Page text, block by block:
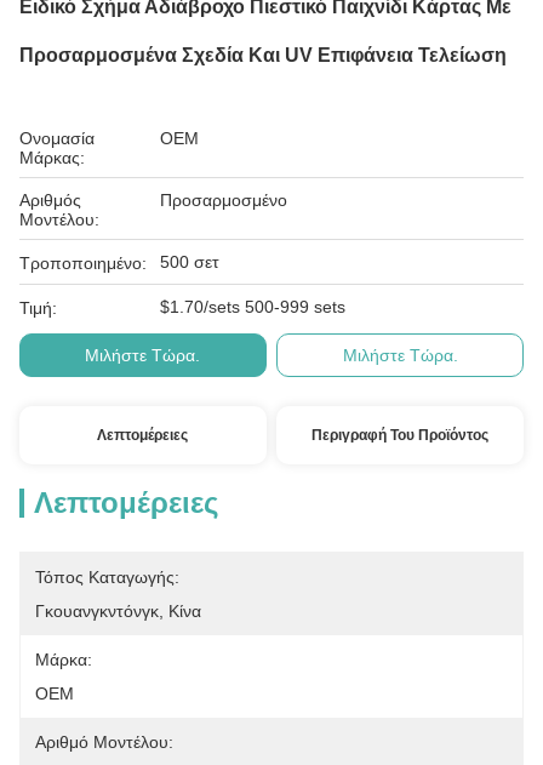
Ειδικό Σχήμα Αδιάβροχο Πιεστικό Παιχνίδι Κάρτας Με
Προσαρμοσμένα Σχεδία Και UV Επιφάνεια Τελείωση
Ονομασία
Μάρκας:
OEM
Αριθμός
Μοντέλου:
Προσαρμοσμένο
Τροποποιημένο: 500 σετ
Τιμή: $1.70/sets 500-999 sets
Μιλήστε Τώρα. Μιλήστε Τώρα.
Λεπτομέρειες Περιγραφή Του Προϊόντος
Λεπτομέρειες
Τόπος Καταγωγής:
Γκουανγκντόνγκ, Κίνα
Μάρκα:
OEM
Αριθμό Μοντέλου: